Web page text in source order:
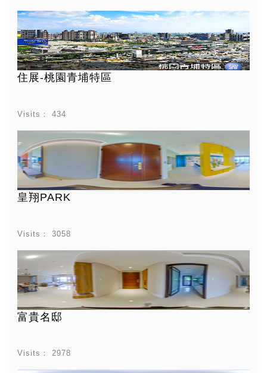
住展-桃園青埔特區
Visits：434
皇翔PARK
Visits：3058
富貴名邸
Visits：2978